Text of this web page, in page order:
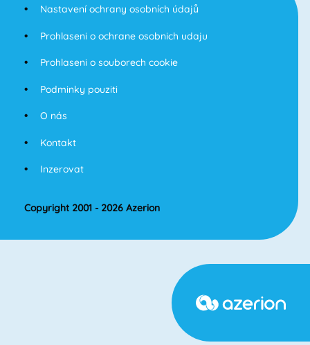
Nastavení ochrany osobních údajů
Prohlaseni o ochrane osobnich udaju
Prohlaseni o souborech cookie
Podminky pouziti
O nás
Kontakt
Inzerovat
Copyright 2001 - 2026 Azerion